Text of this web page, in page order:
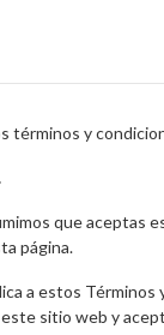
términos y
que aceptas
página.
a estos
sitio web y